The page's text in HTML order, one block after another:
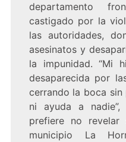
departamento
castigado por la
las autoridades,
asesinatos y
la impunidad. “Mi
desaparecida por
cerrando la boca
ni ayuda a
prefiere no
municipio La